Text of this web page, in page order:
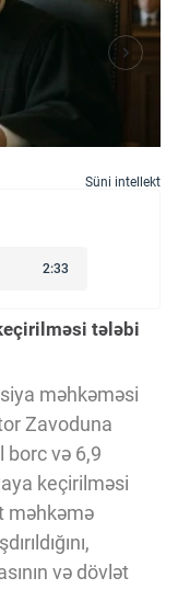
Süni intellekt
tələbi
məhkəməsi
Zavoduna
borc və 6,9
keçirilməsi
məhkəmə
və dövlət